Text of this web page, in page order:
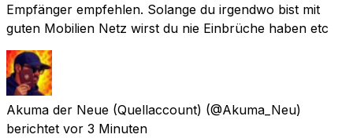
Empfänger empfehlen. Solange du irgendwo bist mit
guten Mobilien Netz wirst du nie Einbrüche haben etc
Akuma der Neue (Quellaccount) (@Akuma_Neu)
berichtet vor 3 Minuten